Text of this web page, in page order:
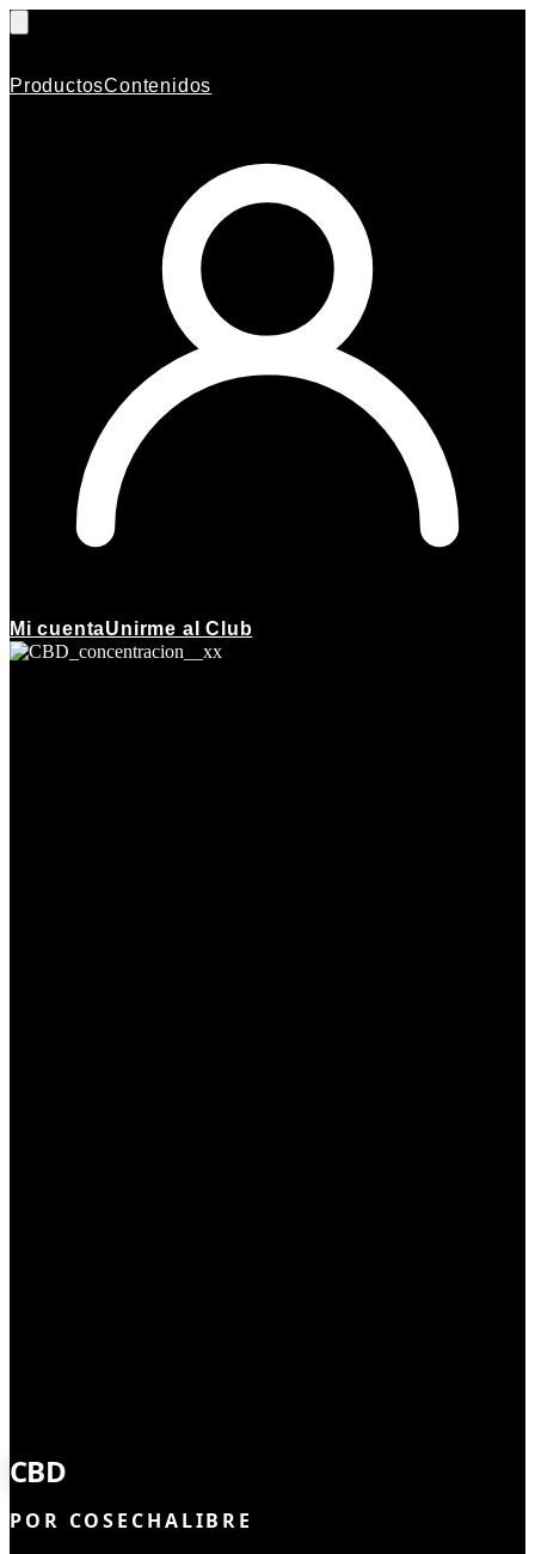
ProductosContenidos
Mi cuentaUnirme al Club
CBD
POR COSECHALIBRE